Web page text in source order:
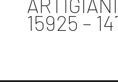
15925 –